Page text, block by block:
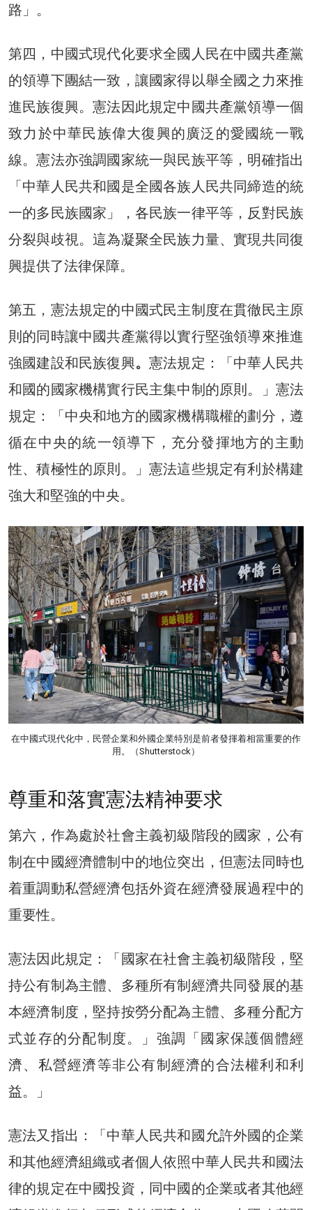
路」。
第四，中國式現代化要求全國人民在中國共產黨
的領導下團結一致，讓國家得以舉全國之力來推
進民族復興。憲法因此規定中國共產黨領導一個
致力於中華民族偉大復興的廣泛的愛國統一戰
線。憲法亦強調國家統一與民族平等，明確指出
「中華人民共和國是全國各族人民共同締造的統
一的多民族國家」，各民族一律平等，反對民族
分裂與歧視。這為凝聚全民族力量、實現共同復
興提供了法律保障。
第五，憲法規定的中國式民主制度在貫徹民主原
則的同時讓中國共產黨得以實行堅強領導來推進
強國建設和民族復興。憲法規定：「中華人民共
和國的國家機構實行民主集中制的原則。」憲法
規定：「中央和地方的國家機構職權的劃分，遵
循在中央的統一領導下，充分發揮地方的主動
性、積極性的原則。」憲法這些規定有利於構建
強大和堅強的中央。
在中國式現代化中，民營企業和外國企業特別是前者發揮着相當重要的作
用。（Shutterstock）
尊重和落實憲法精神要求
第六，作為處於社會主義初級階段的國家，公有
制在中國經濟體制中的地位突出，但憲法同時也
着重調動私營經濟包括外資在經濟發展過程中的
重要性。
憲法因此規定：「國家在社會主義初級階段，堅
持公有制為主體、多種所有制經濟共同發展的基
本經濟制度，堅持按勞分配為主體、多種分配方
式並存的分配制度。」強調「國家保護個體經
濟、私營經濟等非公有制經濟的合法權利和利
益。」
憲法又指出：「中華人民共和國允許外國的企業
和其他經濟組織或者個人依照中華人民共和國法
律的規定在中國投資，同中國的企業或者其他經